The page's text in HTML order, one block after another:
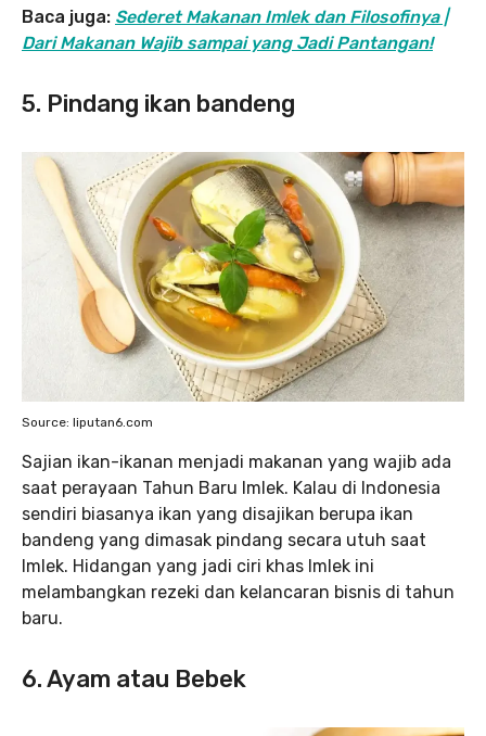
Baca juga: Sederet Makanan Imlek dan Filosofinya |
Dari Makanan Wajib sampai yang Jadi Pantangan!
5. Pindang ikan bandeng
Source: liputan6.com
Sajian ikan-ikanan menjadi makanan yang wajib ada
saat perayaan Tahun Baru Imlek. Kalau di Indonesia
sendiri biasanya ikan yang disajikan berupa ikan
bandeng yang dimasak pindang secara utuh saat
Imlek. Hidangan yang jadi ciri khas Imlek ini
melambangkan rezeki dan kelancaran bisnis di tahun
baru.
6. Ayam atau Bebek